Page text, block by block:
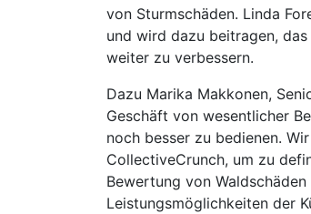
von Sturmschäden. Linda
und wird dazu beitragen,
weiter zu verbessern.
Dazu Marika Makkonen,
Geschäft von wesentlicher
noch besser zu bedienen.
CollectiveCrunch, um zu
Bewertung von
Leistungsmöglichkeiten der